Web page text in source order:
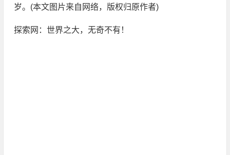
岁。(本文图片来自网络，版权归原作者)
探索网：世界之大，无奇不有！